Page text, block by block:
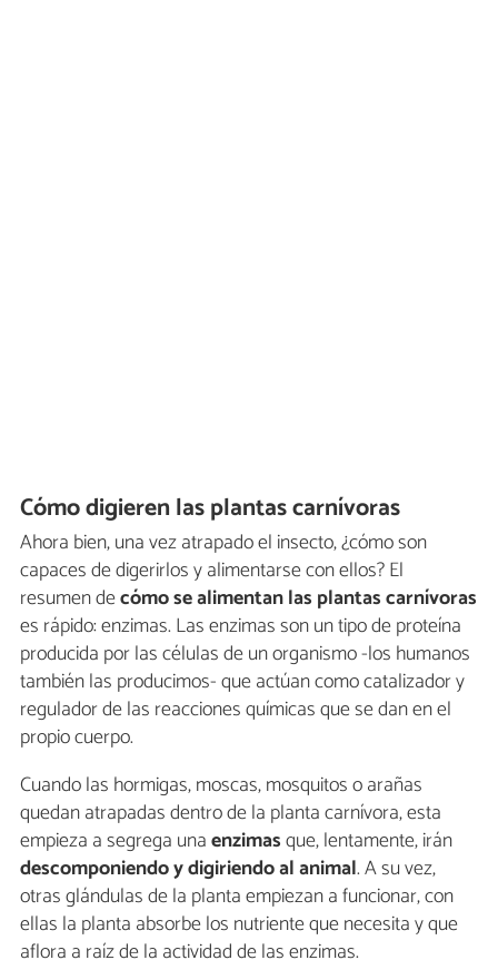
Cómo digieren las plantas carnívoras
Ahora bien, una vez atrapado el insecto, ¿cómo son
capaces de digerirlos y alimentarse con ellos? El
resumen decómo se alimentan las plantas carnívoras
es rápido: enzimas. Las enzimas son un tipo de proteína
producida por las células de un organismo -los humanos
también las producimos- que actúan como catalizador y
regulador de las reacciones químicas que se dan en el
propio cuerpo.
Cuando las hormigas, moscas, mosquitos o arañas
quedan atrapadas dentro de la planta carnívora, esta
empieza a segrega unaenzimasque, lentamente, irán
descomponiendo y digiriendo al animal. A su vez,
otras glándulas de la planta empiezan a funcionar, con
ellas la planta absorbe los nutriente que necesita y que
aflora a raíz de la actividad de las enzimas.